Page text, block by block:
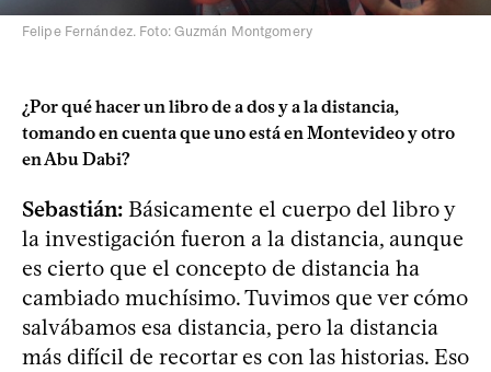
Felipe Fernández. Foto: Guzmán Montgomery
¿Por qué hacer un libro de a dos y a la distancia,
tomando en cuenta que uno está en Montevideo y otro
en Abu Dabi?
Sebastián: Básicamente el cuerpo del libro y
la investigación fueron a la distancia, aunque
es cierto que el concepto de distancia ha
cambiado muchísimo. Tuvimos que ver cómo
salvábamos esa distancia, pero la distancia
más difícil de recortar es con las historias. Eso